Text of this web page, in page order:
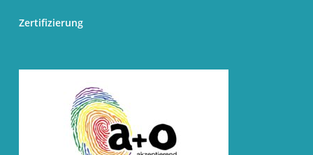
Zertifizierung